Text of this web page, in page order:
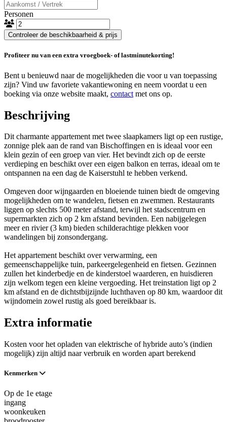
Personen
Controleer de beschikbaarheid & prijs
Profiteer nu van een extra vroegboek- of lastminutekorting!
Bent u benieuwd naar de mogelijkheden die voor u van toepassing
zijn? Vind uw favoriete vakantiewoning en neem voordat u een
boeking via onze website maakt, contact met ons op.
Beschrijving
Dit charmante appartement met twee slaapkamers ligt op een rustige,
zonnige plek aan de rand van Bischoffingen en is ideaal voor een
klein gezin of een groep van vier. Het bevindt zich op de eerste
verdieping en beschikt over een eigen balkon en terras, ideaal om te
ontspannen na een dag de Kaiserstuhl te hebben verkend.
Omgeven door wijngaarden en bloeiende tuinen biedt de omgeving
mogelijkheden om te wandelen, fietsen en zwemmen. Restaurants
liggen op slechts 500 meter afstand, terwijl het stadscentrum en
supermarkten zich op 2 km afstand bevinden. Een nabijgelegen
meer en rivier (3 km) bieden schilderachtige plekken voor
wandelingen bij zonsondergang.
Het appartement beschikt over verwarming, een
gemeenschappelijke tuin, parkeergelegenheid en fietsen. Gezinnen
zullen het kinderbedje en de kinderstoel waarderen, en huisdieren
zijn welkom tegen een kleine vergoeding. Het treinstation ligt op 2
km afstand en de dichtstbijzijnde luchthaven op 80 km, waardoor dit
wijndomein zowel rustig als goed bereikbaar is.
Extra informatie
Kosten voor het opladen van elektrische of hybride auto’s (indien
mogelijk) zijn altijd naar verbruik en worden apart berekend
Kenmerken
Op de 1e etage
ingang
woonkeuken